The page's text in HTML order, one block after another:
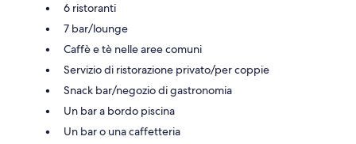
6 ristoranti
7 bar/lounge
Caffè e tè nelle aree comuni
Servizio di ristorazione privato/per coppie
Snack bar/negozio di gastronomia
Un bar a bordo piscina
Un bar o una caffetteria